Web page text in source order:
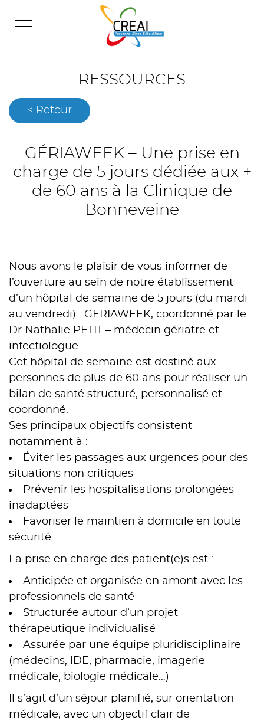
RESSOURCES
< Retour
GÉRIAWEEK – Une prise en
charge de 5 jours dédiée aux +
de 60 ans à la Clinique de
Bonneveine
Nous avons le plaisir de vous informer de
l’ouverture au sein de notre établissement
d’un hôpital de semaine de 5 jours (du mardi
au vendredi) : GERIAWEEK, coordonné par le
Dr Nathalie PETIT – médecin gériatre et
infectiologue.
Cet hôpital de semaine est destiné aux
personnes de plus de 60 ans pour réaliser un
bilan de santé structuré, personnalisé et
coordonné.
Ses principaux objectifs consistent
notamment à :
Éviter les passages aux urgences pour des
situations non critiques
Prévenir les hospitalisations prolongées
inadaptées
Favoriser le maintien à domicile en toute
sécurité
La prise en charge des patient(e)s est :
Anticipée et organisée en amont avec les
professionnels de santé
Structurée autour d’un projet
thérapeutique individualisé
Assurée par une équipe pluridisciplinaire
(médecins, IDE, pharmacie, imagerie
médicale, biologie médicale…)
Il s’agit d’un séjour planifié, sur orientation
médicale, avec un objectif clair de